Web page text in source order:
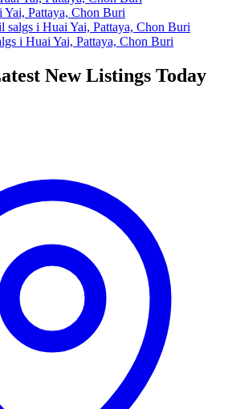
Pattaya, Chon Buri
salgs i Huai Yai, Pattaya, Chon Buri
i Huai Yai, Pattaya, Chon Buri
New Listings Today